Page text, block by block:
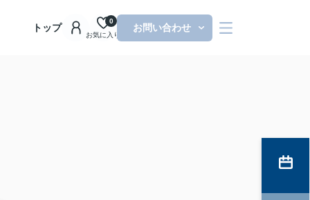
トップ
お気に入り
0
お問い合わせ